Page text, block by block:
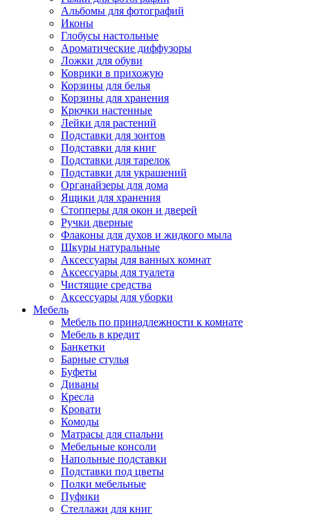
Альбомы для фотографий
Иконы
Глобусы настольные
Ароматические диффузоры
Ложки для обуви
Коврики в прихожую
Корзины для белья
Корзины для хранения
Крючки настенные
Лейки для растений
Подставки для зонтов
Подставки для книг
Подставки для тарелок
Подставки для украшений
Органайзеры для дома
Ящики для хранения
Стопперы для окон и дверей
Ручки дверные
Флаконы для духов и жидкого мыла
Шкуры натуральные
Аксессуары для ванных комнат
Аксессуары для туалета
Чистящие средства
Аксессуары для уборки
Мебель
Мебель по принадлежности к комнате
Мебель в кредит
Банкетки
Барные стулья
Буфеты
Диваны
Кресла
Кровати
Комоды
Матрасы для спальни
Мебельные консоли
Напольные подставки
Подставки под цветы
Полки мебельные
Пуфики
Стеллажи для книг